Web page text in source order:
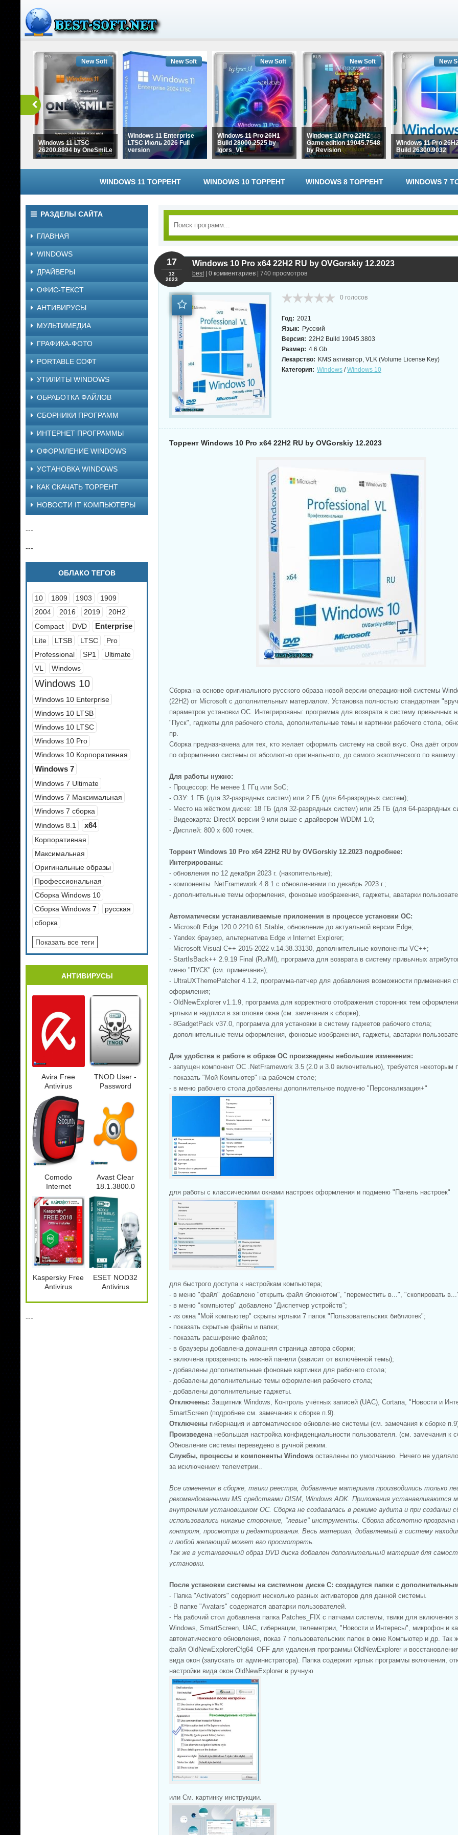
Windows 11 LTSC
26200.8894 by OneSmiLe
New Soft
Windows 11 Enterprise
LTSC Июль 2026 Full
version
New Soft
Windows 11 Pro 26H1
Build 28000.2525 by
Igors_VL
New Soft
Windows 10 Pro 22H2
Game edition 19045.7548
by Revision
New Soft
Windows 11 Pro
Build 26300.9032
New
WINDOWS 11 ТОРРЕНТ WINDOWS 10 ТОРРЕНТ WINDOWS 8 ТОРРЕНТ WINDOWS 7
Windows 10 Pro x64 22H2 RU by OVGorskiy 12.2023
best| 0 комментариев | 740 просмотров
17
12
2023
0 голосов
Год: 2021
Язык: Русский
Версия: 22H2 Build 19045.3803
Размер: 4.6 Gb
Лекарство: KMS активатор, VLK (Volume License Key)
Категория: Windows /Windows 10
Торрент Windows 10 Pro x64 22H2 RU by OVGorskiy 12.2023
Сборка на основе оригинального русского образа новой версии операционной системы
(22H2) от Microsoft с дополнительным материалом. Установка полностью стандартная
параметров установки ОС. Интегрированы: программа для возврата в систему привычных
"Пуск", гаджеты для рабочего стола, дополнительные темы и картинки рабочего стола,
пр.
Сборка предназначена для тех, кто желает оформить систему на свой вкус. Она даёт
по оформлению системы от абсолютно оригинального, до самого экзотического по вашему
Для работы нужно:
- Процессор: Не менее 1 ГГц или SoC;
- ОЗУ: 1 ГБ (для 32-разрядных систем) или 2 ГБ (для 64-разрядных систем);
- Место на жёстком диске: 18 ГБ (для 32-разрядных систем) или 25 ГБ (для 64-разрядных
- Видеокарта: DirectX версии 9 или выше с драйвером WDDM 1.0;
- Дисплей: 800 x 600 точек.
Торрент Windows 10 Pro x64 22H2 RU by OVGorskiy 12.2023 подробнее:
Интегрированы:
- обновления по 12 декабря 2023 г. (накопительные);
- компоненты .NetFramework 4.8.1 с обновлениями по декабрь 2023 г.;
- дополнительные темы оформления, фоновые изображения, гаджеты, аватарки
Автоматически устанавливаемые приложения в процессе установки ОС:
- Microsoft Edge 120.0.2210.61 Stable, обновление до актуальной версии Edge;
- Yandex браузер, альтернатива Edge и Internet Explorer;
- Microsoft Visual C++ 2015-2022 v.14.38.33130, дополнительные компоненты VC++;
- StartIsBack++ 2.9.19 Final (Ru/Ml), программа для возврата в систему привычных
меню "ПУСК" (см. примечания);
- UltraUXThemePatcher 4.1.2, программа-патчер для добавления возможности применения
оформления;
- OldNewExplorer v1.1.9, программа для корректного отображения сторонних тем
ярлыки и надписи в заголовке окна (см. замечания к сборке);
- 8GadgetPack v37.0, программа для установки в систему гаджетов рабочего стола;
- дополнительные темы оформления, фоновые изображения, гаджеты, аватарки
Для удобства в работе в образе ОС произведены небольшие изменения:
- запущен компонент ОС .NetFramework 3.5 (2.0 и 3.0 включительно), требуется некоторым
- показать "Мой Компьютер" на рабочем столе;
- в меню рабочего стола добавлены дополнительное подменю "Персонализация+"
для работы с классическими окнами настроек оформления и подменю "Панель настроек"
для быстрого доступа к настройкам компьютера;
- в меню "файл" добавлено "открыть файл блокнотом", "переместить в...", "скопировать
- в меню "компьютер" добавлено "Диспетчер устройств";
- из окна "Мой компьютер" скрыты ярлыки 7 папок "Пользовательских библиотек";
- показать скрытые файлы и папки;
- показать расширение файлов;
- в браузеры добавлена домашняя страница автора сборки;
- включена прозрачность нижней панели (зависит от включённой темы);
- добавлены дополнительные фоновые картинки для рабочего стола;
- добавлены дополнительные темы оформления рабочего стола;
- добавлены дополнительные гаджеты.
Отключены: Защитник Windows, Контроль учётных записей (UAC), Cortana, "Новости и
SmartScreen (подробнее см. замечания к сборке п.9).
Отключены гибернация и автоматическое обновление системы (см. замечания к сборке
Произведенанебольшая настройка конфиденциальности пользователя. (см. замечания к
Обновление системы переведено в ручной режим.
Службы, процессы и компоненты Windows оставлены по умолчанию. Ничего не
за исключением телеметрии..
Все изменения в сборке, твики реестра, добавление материала производились только
рекомендованными MS средствами DISM, Windows ADK. Приложения устанавливаются
внутренним установщиком ОС. Сборка не создавалась в режиме аудита и при создании
использовались никакие сторонние, "левые" инструменты. Сборка абсолютно прозрачна
контроля, просмотра и редактирования. Весь материал, добавляемый в систему
и любой желающий может его просмотреть.
Так же в установочный образ DVD диска добавлен дополнительный материал для
установки.
После установки системы на системном диске C: создадутся папки с
- Папка "Activators" содержит несколько разных активаторов для данной системы.
- В папке "Avatars" содержатся аватарки пользователей.
- На рабочий стол добавлена папка Patches_FIX с патчами системы, твики для включения
Windows, SmartScreen, UAC, гибернации, телеметрии, "Новости и Интересы", микрофон и
автоматического обновления, показ 7 пользовательских папок в окне Компьютер и др. Так
файл OldNewExplorerCfg64_OFF для удаления программы OldNewExplorer и
вида окон (запускать от администратора). Папка содержит ярлык программы включения,
настройки вида окон OldNewExplorer в ручную
или См. картинку инструкции.
РАЗДЕЛЫ САЙТА
ГЛАВНАЯ
WINDOWS
ДРАЙВЕРЫ
ОФИС-ТЕКСТ
АНТИВИРУСЫ
МУЛЬТИМЕДИА
ГРАФИКА-ФОТО
PORTABLE СОФТ
УТИЛИТЫ WINDOWS
ОБРАБОТКА ФАЙЛОВ
СБОРНИКИ ПРОГРАММ
ИНТЕРНЕТ ПРОГРАММЫ
ОФОРМЛЕНИЕ WINDOWS
УСТАНОВКА WINDOWS
КАК СКАЧАТЬ ТОРРЕНТ
НОВОСТИ IT КОМПЬЮТЕРЫ
---
---
ОБЛАКО ТЕГОВ
10 1809 1903
1909
2004
2016 2019
20H2
Compact
DVD Enterprise
Lite LTSB LTSC
Pro
Professional
SP1
Ultimate
VL
Windows
Windows 10
Windows 10 Enterprise
Windows 10 LTSB
Windows 10 LTSC
Windows 10 Pro
Windows 10 Корпоративная
Windows 7
Windows 7 Ultimate
Windows 7 Максимальная
Windows 7 сборка
Windows 8.1
x64
Корпоративная
Максимальная
Оригинальные образы
Профессиональная
Сборка Windows 10
Сборка Windows 7
русская
сборка
Показать все теги
АНТИВИРУСЫ
Avira Free
Antivirus
15.0.34.27
TNOD User -
Password
Beta
Comodo
Internet
Security
Premium
10.2.0.6514
Final
Avast Clear
18.1.3800.0
Kaspersky Free
Antivirus
Repack by
ESET NOD32
Antivirus
---